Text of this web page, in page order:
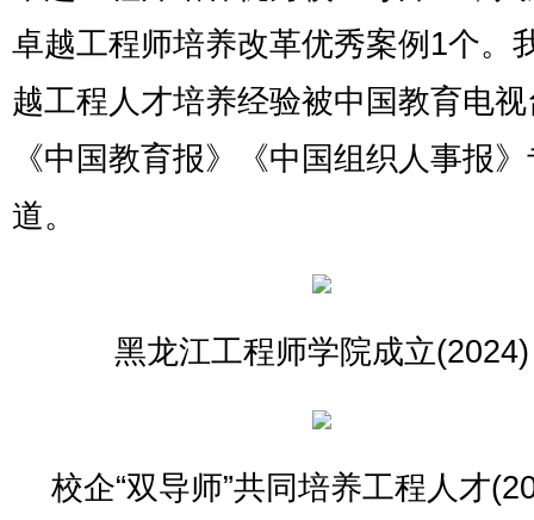
卓越工程师培养改革优秀案例1个。
越工程人才培养经验被中国教育电
《中国教育报》《中国组织人事报
道。
黑龙江工程师学院成立(2024)
校企“双导师”共同培养工程人才